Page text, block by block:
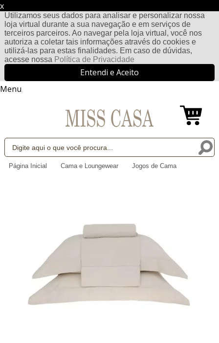
x
Utilizamos seus dados para analisar e personalizar nossa
loja virtual durante a sua navegação e em serviços de
terceiros parceiros. Ao navegar pela loja virtual, você nos
autoriza a coletar tais informações através do cookies e
utilizá-las para estas finalidades. Em caso de dúvidas,
acesse nossa Política de Privacidade
Entendi e Aceito
Menu
Página Inicial Cama e Loungewear Jogos de Cama